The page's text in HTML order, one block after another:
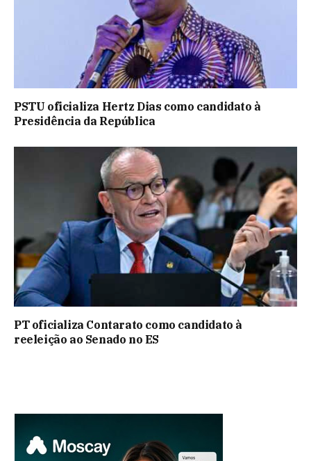
PSTU oficializa Hertz Dias como candidato à
Presidência da República
PT oficializa Contarato como candidato à
reeleição ao Senado no ES